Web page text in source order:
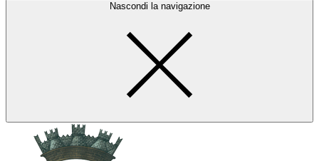
Nascondi la navigazione